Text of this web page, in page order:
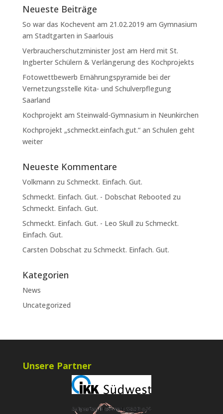
Neueste Beiträge
So war das Kochevent am 21.02.2019 am Gymnasium
am Stadtgarten in Saarlouis
Verbraucherschutzminister Jost am Herd mit St.
Ingberter Schülern & Verlängerung des Kochprojekts
Fotowettbewerb Ernährungspyramide bei der
Vernetzungsstelle Kita- und Schulverpflegung
Saarland
Kochprojekt am Steinwald-Gymnasium in Neunkirchen
Kochprojekt „schmeckt.einfach.gut.“ an Schulen geht
weiter
Neueste Kommentare
Volkmann zu Schmeckt. Einfach. Gut.
Schmeckt. Einfach. Gut. - Dobschat Rebooted zu
Schmeckt. Einfach. Gut.
Schmeckt. Einfach. Gut. - Leo Skull zu Schmeckt.
Einfach. Gut.
Carsten Dobschatzu Schmeckt. Einfach. Gut.
Kategorien
News
Uncategorized
Unsere Partner